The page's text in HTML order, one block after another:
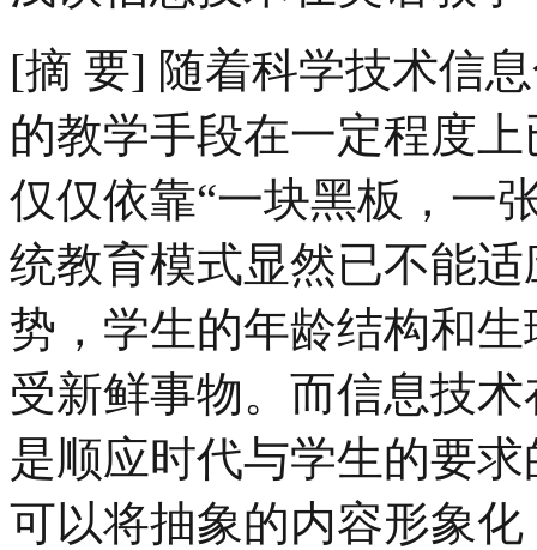
[摘 要] 随着科学技术信
的教学手段在一定程度
仅仅依靠“一块黑板，一
统教育模式显然已不能
势，学生的年龄结构和
受新鲜事物。而信息技
是顺应时代与学生的要
可以将抽象的内容形象